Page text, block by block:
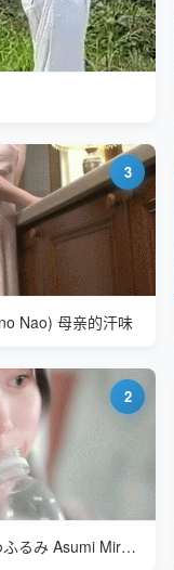
3
Nao) 母亲的汗味
2
HMN-485 2023 明日见未来(ぱわふるみ Asumi Mirai) 堕落的女教师